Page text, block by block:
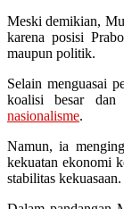
Meski demikian,
karena posisi
maupun politik.
Selain menguasai
koalisi besar dan
nasionalisme.
Namun, ia
kekuatan ekonomi
stabilitas kekuasaan.